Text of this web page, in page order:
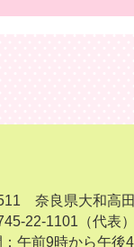
奈良県大和高
22-1101（代表）
午前9時から午後